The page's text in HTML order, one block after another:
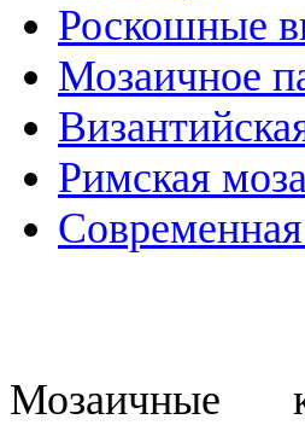
Роскошные
Мозаичное
Римская
Мозаичные